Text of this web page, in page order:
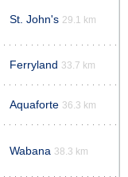
St. John's 29.1 km
Ferryland 33.7 km
Aquaforte 36.3 km
Wabana 38.3 km